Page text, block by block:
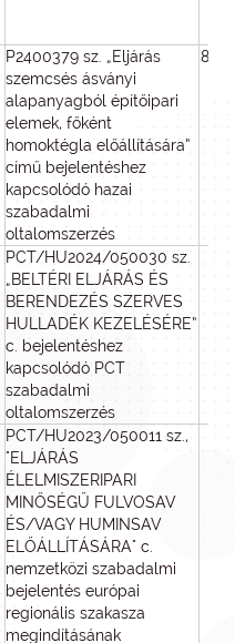
P2400379 sz. „Eljárás
szemcsés ásványi
alapanyagból építőipari
elemek, főként
homoktégla előállítására”
című bejelentéshez
kapcsolódó hazai
szabadalmi
oltalomszerzés
800
PCT/HU2024/050030 sz.
„BELTÉRI ELJÁRÁS ÉS
BERENDEZÉS SZERVES
HULLADÉK KEZELÉSÉRE”
c. bejelentéshez
kapcsolódó PCT
szabadalmi
oltalomszerzés
PCT/HU2023/050011 sz.,
"ELJÁRÁS
ÉLELMISZERIPARI
MINŐSÉGŰ FULVOSAV
ÉS/VAGY HUMINSAV
ELŐÁLLÍTÁSÁRA" c.
nemzetközi szabadalmi
bejelentés európai
regionális szakasza
megindításának